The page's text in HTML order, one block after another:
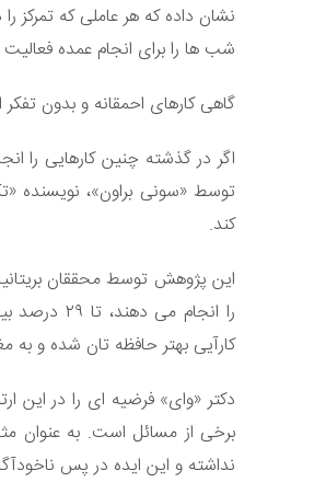
نشان داده که هر عاملی که تمرکز
شب ها را برای انجام عمده
گاهی کارهای احمقانه و بدون
اگر در گذشته چنین کارهایی را
توسط «سونی براون»، نویسنده
کند.
این پژوهش توسط محققان
را انجام
کارآیی بهتر حافظه تان شده و به
دکتر «وای» فرضیه ای را در این
برخی از مسائل است. به عنوان
نداشته و این ایده در پس